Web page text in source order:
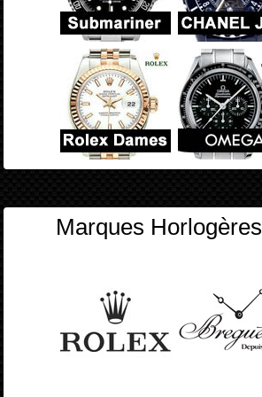
Marques Horlogères